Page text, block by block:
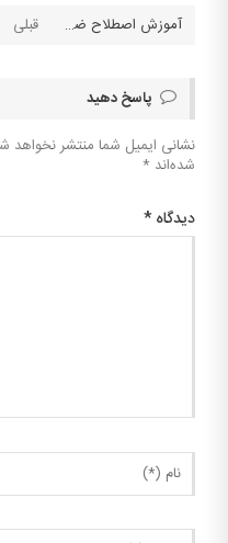
آموزش اصطلاح ضرایب کسری و اعشاری در سایت های شرط بندی
پاسخ دهید
نشانی ایمیل شما منتشر نخواهد
شده‌اند *
دیدگاه *